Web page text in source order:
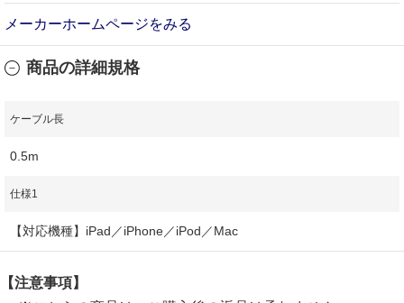
メーカーホームページをみる
商品の詳細規格
ケーブル長
0.5m
仕様1
【対応機種】iPad／iPhone／iPod／Mac
【注意事項】